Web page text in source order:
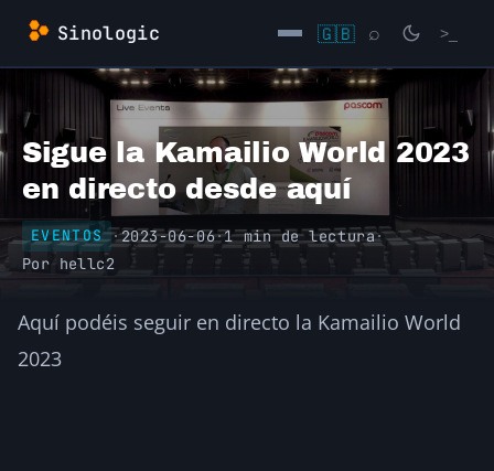
Saltar
contenido
Sinologic 🇬🇧 ⌕ >_
Sigue la Kamailio World 2023
en directo desde aquí
EVENTOS ·2023-06-06·1 min de lectura·
Por hellc2
Aquí podéis seguir en directo la Kamailio World
2023